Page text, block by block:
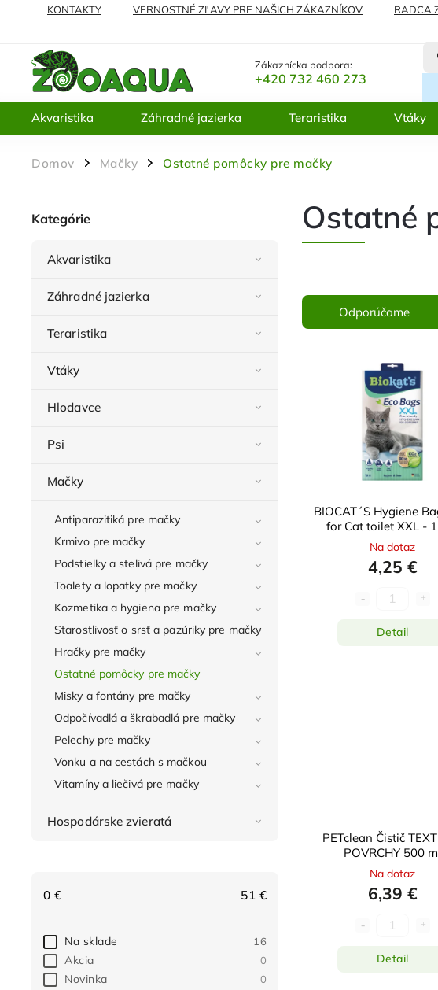
KONTAKTY VERNOSTNÉ ZĽAVY PRE NAŠICH ZÁKAZNÍKOV RADCA
Zákaznícka podpora:
+420 732 460 273
Akvaristika Záhradné jazierka Teraristika Vtáky
Domov / Mačky / Ostatné pomôcky pre mačky
Kategórie
Akvaristika
Záhradné jazierka
Teraristika
Vtáky
Hlodavce
Psi
Mačky
Antiparazitiká pre mačky
Krmivo pre mačky
Podstielky a stelivá pre mačky
Toalety a lopatky pre mačky
Kozmetika a hygiena pre mačky
Starostlivosť o srsť a pazúriky pre mačky
Hračky pre mačky
Ostatné pomôcky pre mačky
Misky a fontány pre mačky
Odpočívadlá a škrabadlá pre mačky
Pelechy pre mačky
Vonku a na cestách s mačkou
Vitamíny a liečivá pre mačky
Hospodárske zvieratá
0 € 51 €
Na sklade 16
Akcia 0
Novinka 0
Ostatné
Odporúčame
BIOCAT´S Hygiene
for Cat toilet XXL -
Na dotaz
4,25 €
Detail
PETclean Čistič
POVRCHY 500
Na dotaz
6,39 €
Detail